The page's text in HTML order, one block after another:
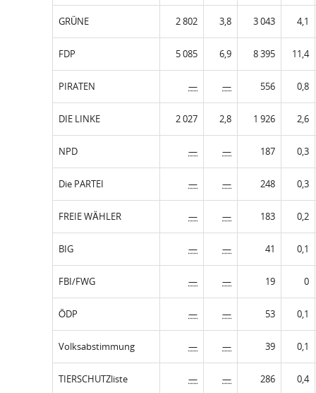
GRÜNE 2 802 3,8 3 043 4,1
FDP 5 085 6,9 8 395 11,4
PIRATEN — — 556 0,8
DIE LINKE 2 027 2,8 1 926 2,6
NPD — — 187 0,3
Die PARTEI — — 248 0,3
FREIE WÄHLER — — 183 0,2
BIG — — 41 0,1
FBI/FWG — — 19 0
ÖDP — — 53 0,1
Volksabstimmung — — 39 0,1
TIERSCHUTZliste — — 286 0,4